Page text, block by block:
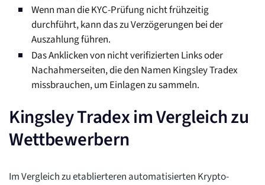
Wenn man die KYC-Prüfung nicht frühzeitig
durchführt, kann das zu Verzögerungen bei der
Auszahlung führen.
Das Anklicken von nicht verifizierten Links oder
Nachahmerseiten, die den Namen Kingsley Tradex
missbrauchen, um Einlagen zu sammeln.
Kingsley Tradex im Vergleich zu
Wettbewerbern
Im Vergleich zu etablierteren automatisierten Krypto-